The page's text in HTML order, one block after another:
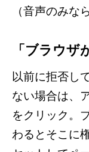
（音声のみな
「ブラウザ
以前に拒否し
ない場合は、
をクリック。
わるとそこに